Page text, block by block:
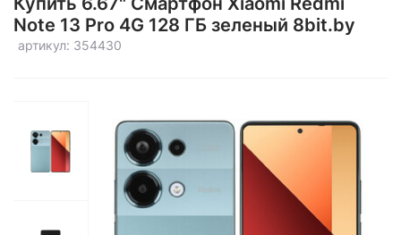
Note 13 Pro 4G 128 ГБ зеленый 8bit.by
артикул: 354430